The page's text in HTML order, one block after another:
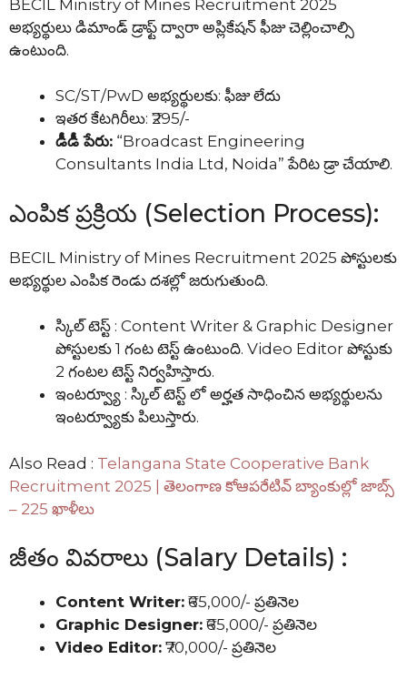
BECIL Ministry of Mines Recruitment 2025
అభ్యర్థులు డిమాండ్ డ్రాఫ్ట్ ద్వారా అప్లికేషన్ ఫీజు చెల్లించాల్సి
ఉంటుంది.
SC/ST/PwD అభ్యర్థులకు: ఫీజు లేదు
ఇతర కేటగిరీలు: ₹295/-
డీడీ పేరు: “Broadcast Engineering
Consultants India Ltd, Noida” పేరిట డ్రా చేయాలి.
ఎంపిక ప్రక్రియ (Selection Process):
BECIL Ministry of Mines Recruitment 2025 పోస్టులకు
అభ్యర్థుల ఎంపిక రెండు దశల్లో జరుగుతుంది.
స్కిల్ టెస్ట్ : Content Writer & Graphic Designer
పోస్టులకు 1 గంట టెస్ట్ ఉంటుంది. Video Editor పోస్టుకు
2 గంటల టెస్ట్ నిర్వహిస్తారు.
ఇంటర్వ్యూ : స్కిల్ టెస్ట్ లో అర్హత సాధించిన అభ్యర్థులను
ఇంటర్వ్యూకు పిలుస్తారు.
Also Read : Telangana State Cooperative Bank
Recruitment 2025 | తెలంగాణ కోఆపరేటివ్ బ్యాంకుల్లో జాబ్స్
– 225 ఖాళీలు
జీతం వివరాలు (Salary Details) :
Content Writer: ₹65,000/- ప్రతినెల
Graphic Designer: ₹65,000/- ప్రతినెల
Video Editor: ₹70,000/- ప్రతినెల